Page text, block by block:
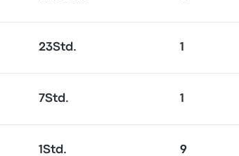
23Std. 1
7Std. 1
1Std. 9